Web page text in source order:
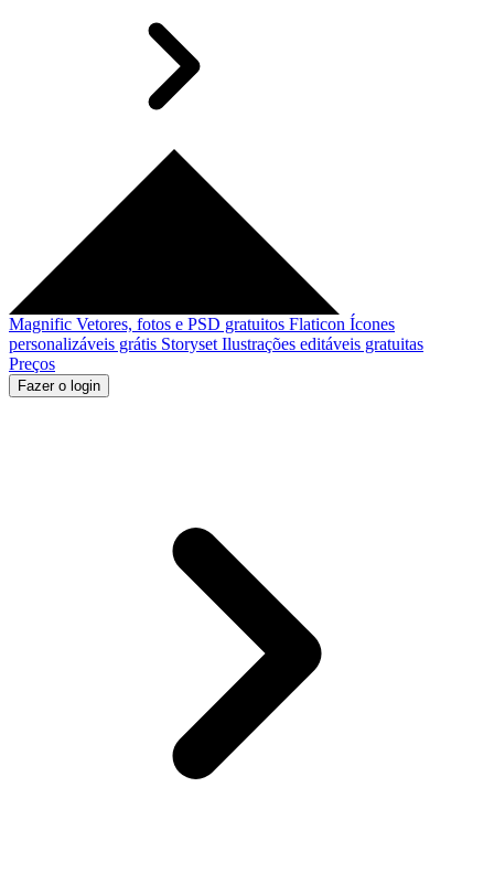
Magnific Vetores, fotos e PSD gratuitos Flaticon Ícones
personalizáveis grátis Storyset Ilustrações editáveis gratuitas
Preços
Fazer o login